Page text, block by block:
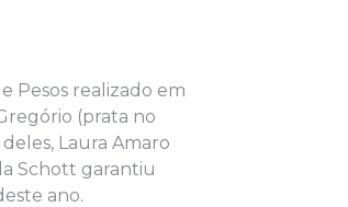
Pesos realizado em
(prata no
Laura Amaro
Schott garantiu
ano.